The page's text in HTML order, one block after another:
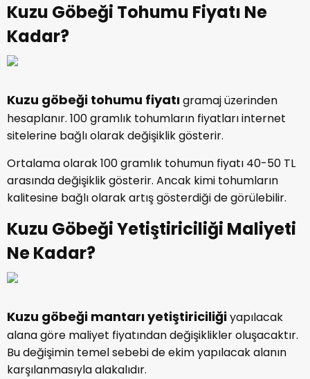
Kuzu Göbeği Tohumu Fiyatı Ne
Kadar?
Kuzu göbeği tohumu fiyatıgramaj üzerinden
hesaplanır. 100 gramlık tohumların fiyatları internet
sitelerine bağlı olarak değişiklik gösterir.
Ortalama olarak 100 gramlık tohumun fiyatı 40-50 TL
arasında değişiklik gösterir. Ancak kimi tohumların
kalitesine bağlı olarak artış gösterdiği de görülebilir.
Kuzu Göbeği Yetiştiriciliği Maliyeti
Ne Kadar?
Kuzu göbeği mantarı yetiştiriciliğiyapılacak
alana göre maliyet fiyatından değişiklikler oluşacaktır.
Bu değişimin temel sebebi de ekim yapılacak alanın
karşılanmasıyla alakalıdır.